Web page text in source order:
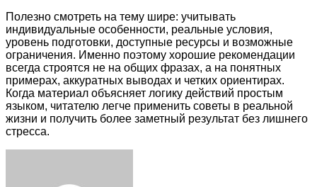
Полезно смотреть на тему шире: учитывать
индивидуальные особенности, реальные условия,
уровень подготовки, доступные ресурсы и возможные
ограничения. Именно поэтому хорошие рекомендации
всегда строятся не на общих фразах, а на понятных
примерах, аккуратных выводах и четких ориентирах.
Когда материал объясняет логику действий простым
языком, читателю легче применить советы в реальной
жизни и получить более заметный результат без лишнего
стресса.